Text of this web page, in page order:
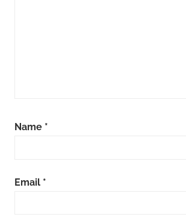
Name *
Email *